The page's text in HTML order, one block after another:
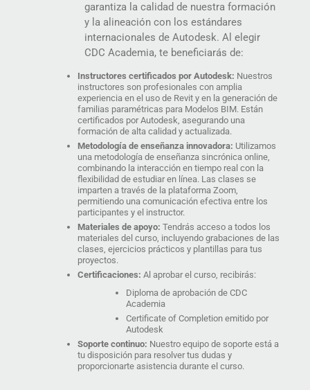
garantiza la calidad de nuestra formación
y la alineación con los estándares
internacionales de Autodesk. Al elegir
CDC Academia, te beneficiarás de:
Instructores certificados por Autodesk: Nuestros
instructores son profesionales con amplia
experiencia en el uso de Revit y en la generación de
familias paramétricas para Modelos BIM. Están
certificados por Autodesk, asegurando una
formación de alta calidad y actualizada.
Metodología de enseñanza innovadora: Utilizamos
una metodología de enseñanza sincrónica online,
combinando la interacción en tiempo real con la
flexibilidad de estudiar en línea. Las clases se
imparten a través de la plataforma Zoom,
permitiendo una comunicación efectiva entre los
participantes y el instructor.
Materiales de apoyo: Tendrás acceso a todos los
materiales del curso, incluyendo grabaciones de las
clases, ejercicios prácticos y plantillas para tus
proyectos.
Certificaciones: Al aprobar el curso, recibirás:
Diploma de aprobación de CDC
Academia
Certificate of Completion emitido por
Autodesk
Soporte continuo: Nuestro equipo de soporte está a
tu disposición para resolver tus dudas y
proporcionarte asistencia durante el curso.